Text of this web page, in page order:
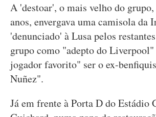
A 'destoar', o mais velho do
anos, envergava uma camisola da
'denunciado' à Lusa pelos
grupo como "adepto do
jogador favorito" ser o ex-
Nuñez".
Já em frente à Porta D do Estádio